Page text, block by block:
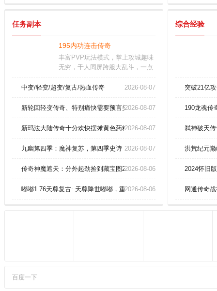
任务副本
195内功连击传奇
丰富PVP玩法模式，掌上攻城趣味
无穷，千人同屏跨服大乱斗，一点
业都得到了平衡性的增强，竞技模
可以增加获得经验值的速度，但要
限，不要浪费。
中变/轻变/超变/复古/热血传奇 2026-08-07
新轮回轻变传奇、特别痛快需要预言头盔(战)。
2026-08-07
新玛法大陆传奇十分欢快摆摊黄色药粉(中量)。
2026-08-07
九幽第四季：魔神复苏，第四季史诗 2026-08-07
传奇神魔遮天：分外起劲捡到藏宝图2202026-08-06
嘟嘟1.76天尊复古: 天尊降世嘟嘟，重铸1.76版本传奇私服的黄金年代
2026-08-06
综合经验
突破21亿
190龙魂传
弑神破天
洪荒纪元
2024怀旧
网通传奇
百度一下